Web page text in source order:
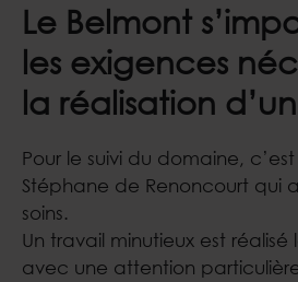
Le Belmont
les exigences
la réalisation
Pour le suivi du domaine,
Stéphane de Renoncourt qui
soins.
Un travail minutieux est réalisé
avec une attention